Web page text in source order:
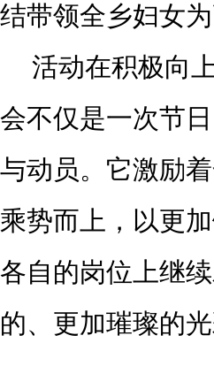
结带领全乡妇女
活动在积极向
会不仅是一次节
与动员。它激励
乘势而上，以更
各自的岗位上继
的、更加璀璨的